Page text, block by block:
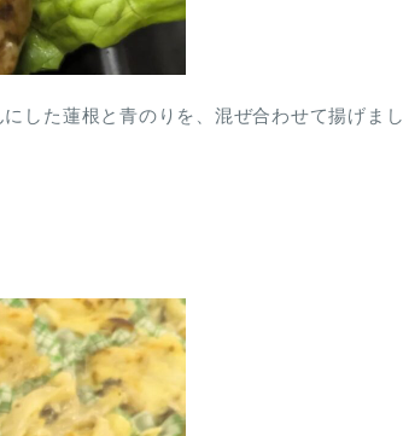
した蓮根と青のりを、混ぜ合わせて揚げまし